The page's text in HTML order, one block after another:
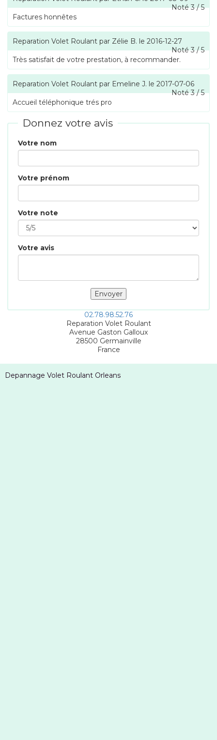
Noté3/5
Factures honnêtes
Reparation Volet Roulant par Zélie B. le 2016-12-27
Noté3/5
Très satisfait de votre prestation, à recommander.
Reparation Volet Roulant par Emeline J. le 2017-07-06
Noté3/5
Accueil téléphonique trés pro
Donnez votre avis
Votre nom
Votre prénom
Votre note
Votre avis
02.78.98.52.76
Reparation Volet Roulant
Avenue Gaston Galloux
28500 Germainville
France
Depannage Volet Roulant Orleans